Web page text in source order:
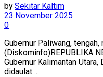
by Sekitar Kaltim
23 November 2025
0
Gubernur Paliwang,
(Diskominfo)REPUBLIKA
Gubernur Kalimantan
didaulat ...